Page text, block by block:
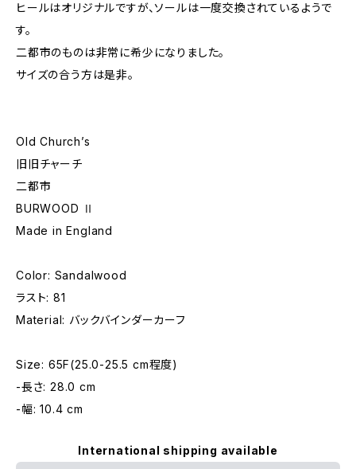
ヒールはオリジナルですが、ソールは一度交換されているようで
す。
二都市のものは非常に希少になりました。
サイズの合う方は是非。
Old Church’s
旧旧チャーチ
二都市
BURWOOD Ⅱ
Made in England
Color: Sandalwood
ラスト: 81
Material: バックバインダーカーフ
Size: 65F(25.0-25.5 cm程度)
-長さ: 28.0 cm
-幅: 10.4 cm
International shipping available